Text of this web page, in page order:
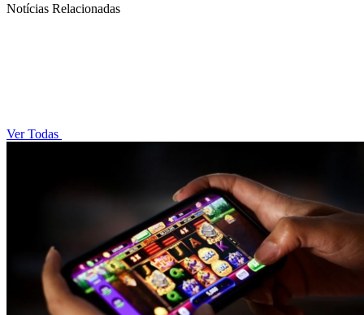
Notícias Relacionadas
Ver Todas